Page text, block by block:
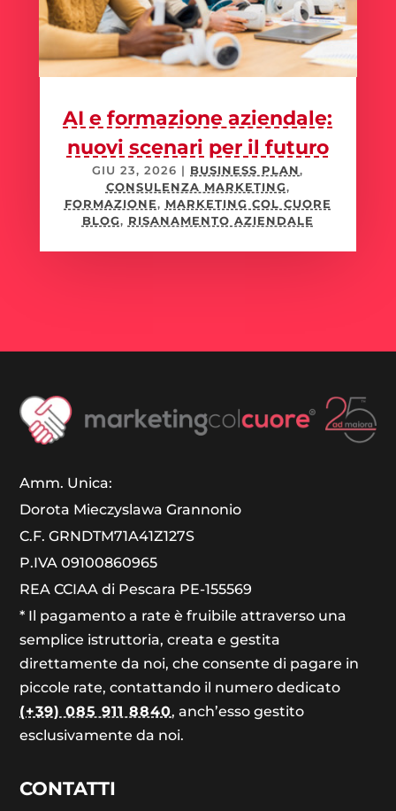
AI e formazione aziendale:
nuovi scenari per il futuro
GIU 23, 2026 | BUSINESS PLAN,
CONSULENZA MARKETING,
FORMAZIONE, MARKETING COL CUORE
BLOG, RISANAMENTO AZIENDALE
Amm. Unica:
Dorota Mieczyslawa Grannonio
C.F. GRNDTM71A41Z127S
P.IVA 09100860965
REA CCIAA di Pescara PE-155569
* Il pagamento a rate è fruibile attraverso una
semplice istruttoria, creata e gestita
direttamente da noi, che consente di pagare in
piccole rate, contattando il numero dedicato
(+39) 085 911 8840, anch’esso gestito
esclusivamente da noi.
CONTATTI